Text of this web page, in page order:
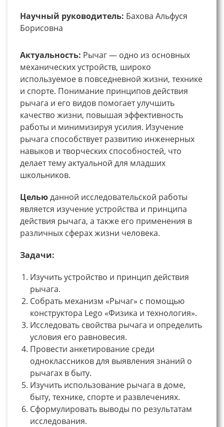
Научный руководитель: Бахова Альфуся
Борисовна
Актуальность: Рычаг — одно из основных
механических устройств, широко
используемое в повседневной жизни, технике
и спорте. Понимание принципов действия
рычага и его видов помогает улучшить
качество жизни, повышая эффективность
работы и минимизируя усилия. Изучение
рычага способствует развитию инженерных
навыков и творческих способностей, что
делает тему актуальной для младших
школьников.
Цельюданной исследовательской работы
является изучение устройства и принципа
действия рычага, а также его применения в
различных сферах жизни человека.
Задачи:
Изучить устройство и принцип действия
рычага.
Собрать механизм «Рычаг» с помощью
конструктора Lego «Физика и технология».
Исследовать свойства рычага и определить
условия его равновесия.
Провести анкетирование среди
одноклассников для выявления знаний о
рычагах в быту.
Изучить использование рычага в доме,
быту, технике, спорте и развлечениях.
Сформулировать выводы по результатам
исследования.